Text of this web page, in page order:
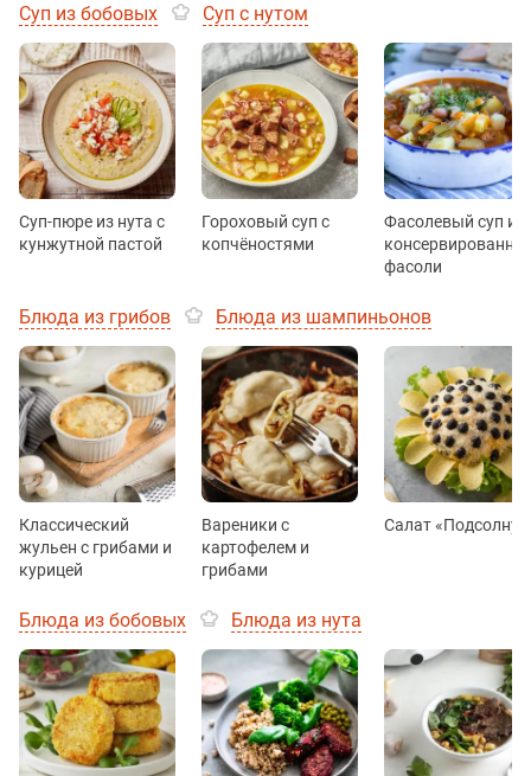
Суп из бобовых Суп с нутом
Суп-пюре из нута с
кунжутной пастой
Гороховый суп с
копчёностями
Фасолевый суп из
фасоли
Блюда из грибов Блюда из шампиньонов
Классический
жульен с грибами и
курицей
Вареники с
картофелем и
грибами
Салат
Блюда из бобовых Блюда из нута